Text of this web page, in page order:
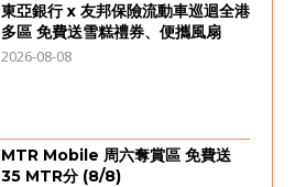
東亞銀行 x 友邦保險流動車巡迴全港
多區 免費送雪糕禮券、便攜風扇
2026-08-08
MTR Mobile 周六奪賞區 免費送
35 MTR分 (8/8)